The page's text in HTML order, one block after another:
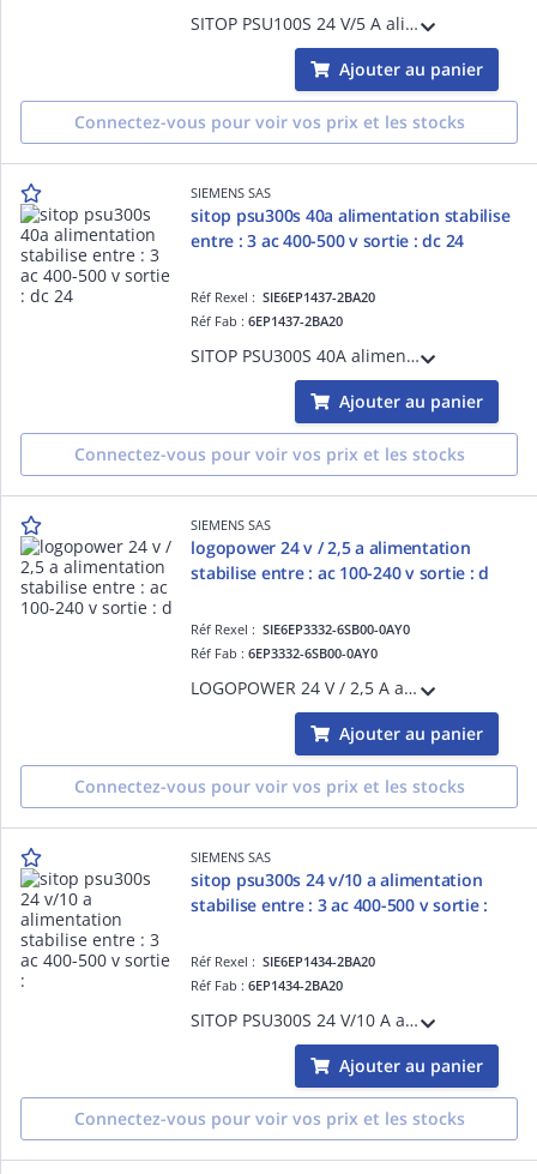
SITOP PSU100S 24 V/5 A alimentation stabilise entre : AC 120/230 V sortie : DC 24 V/5 A
Ajouter au panier
Connectez-vous pour voir vos prix et les stocks
SIEMENS SAS
sitop psu300s 40a alimentation stabilise
entre : 3 ac 400-500 v sortie : dc 24
Réf Rexel :SIE6EP1437-2BA20
Réf Fab :6EP1437-2BA20
SITOP PSU300S 40A alimentation stabilise entre : 3 AC 400-500 V sortie : DC 24 V/40 A
Ajouter au panier
Connectez-vous pour voir vos prix et les stocks
SIEMENS SAS
logopower 24 v / 2,5 a alimentation
stabilise entre : ac 100-240 v sortie : d
Réf Rexel :SIE6EP3332-6SB00-0AY0
Réf Fab :6EP3332-6SB00-0AY0
LOGOPOWER 24 V / 2,5 A alimentation stabilise entre : AC 100-240 V sortie : DC 24 V / 2,5 A
Ajouter au panier
Connectez-vous pour voir vos prix et les stocks
SIEMENS SAS
sitop psu300s 24 v/10 a alimentation
stabilise entre : 3 ac 400-500 v sortie :
Réf Rexel :SIE6EP1434-2BA20
Réf Fab :6EP1434-2BA20
SITOP PSU300S 24 V/10 A alimentation stabilise entre : 3 AC 400-500 V sortie : DC 24 V/10 A
Ajouter au panier
Connectez-vous pour voir vos prix et les stocks